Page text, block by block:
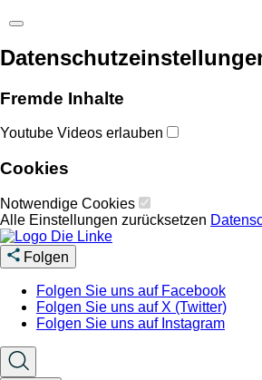
Fremde Inhalte
Youtube Videos erlauben
Cookies
Notwendige Cookies
Alle Einstellungen zurücksetzen
Folgen
Folgen Sie uns auf Facebook
Folgen Sie uns auf X (Twitter)
Folgen Sie uns auf Instagram